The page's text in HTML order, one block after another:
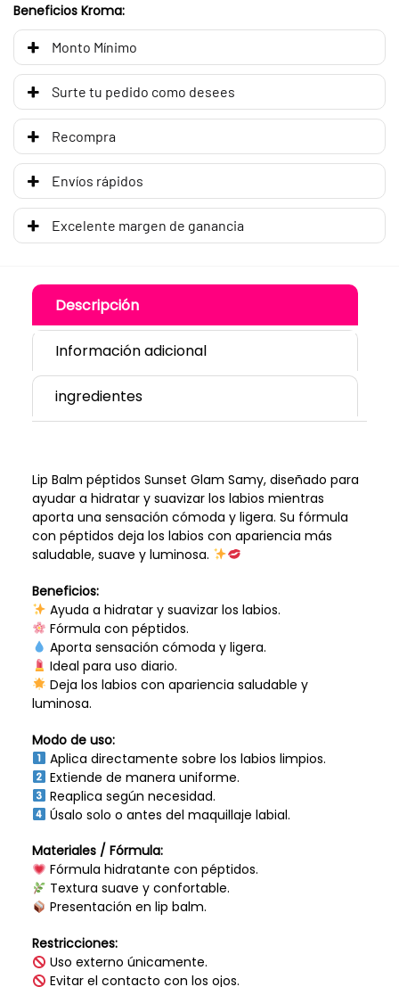
Beneficios Kroma:
Monto Mínimo
Surte tu pedido como desees
Recompra
Envíos rápidos
Excelente margen de ganancia
Descripción
Información adicional
ingredientes
Lip Balm péptidos Sunset Glam Samy, diseñado para
ayudar a hidratar y suavizar los labios mientras
aporta una sensación cómoda y ligera. Su fórmula
con péptidos deja los labios con apariencia más
saludable, suave y luminosa.
Beneficios:
Ayuda a hidratar y suavizar los labios.
Fórmula con péptidos.
Aporta sensación cómoda y ligera.
Ideal para uso diario.
Deja los labios con apariencia saludable y
luminosa.
Modo de uso:
Aplica directamente sobre los labios limpios.
Extiende de manera uniforme.
Reaplica según necesidad.
Úsalo solo o antes del maquillaje labial.
Materiales / Fórmula:
Fórmula hidratante con péptidos.
Textura suave y confortable.
Presentación en lip balm.
Restricciones:
Uso externo únicamente.
Evitar el contacto con los ojos.